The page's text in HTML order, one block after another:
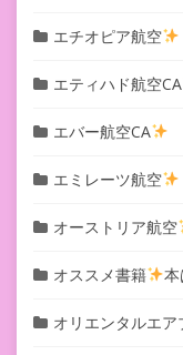
エチオピア航空
エティハド航空CA
エバー航空CA
エミレーツ航空
オーストリア航空
オススメ書籍 本
オリエンタルエア